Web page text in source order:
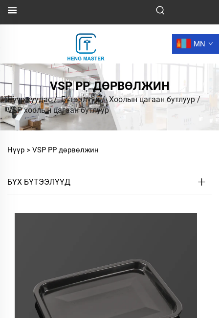
MN
VSP PP ДӨРВӨЛЖИН
Нүүр хуудас/Бүтээлүүд/Хоолын цагаан бутлуур /
VSP хоолын цагаан бутлуур
Нүүр > VSP PP дөрвөлжин
БҮХ БҮТЭЭЛҮҮД